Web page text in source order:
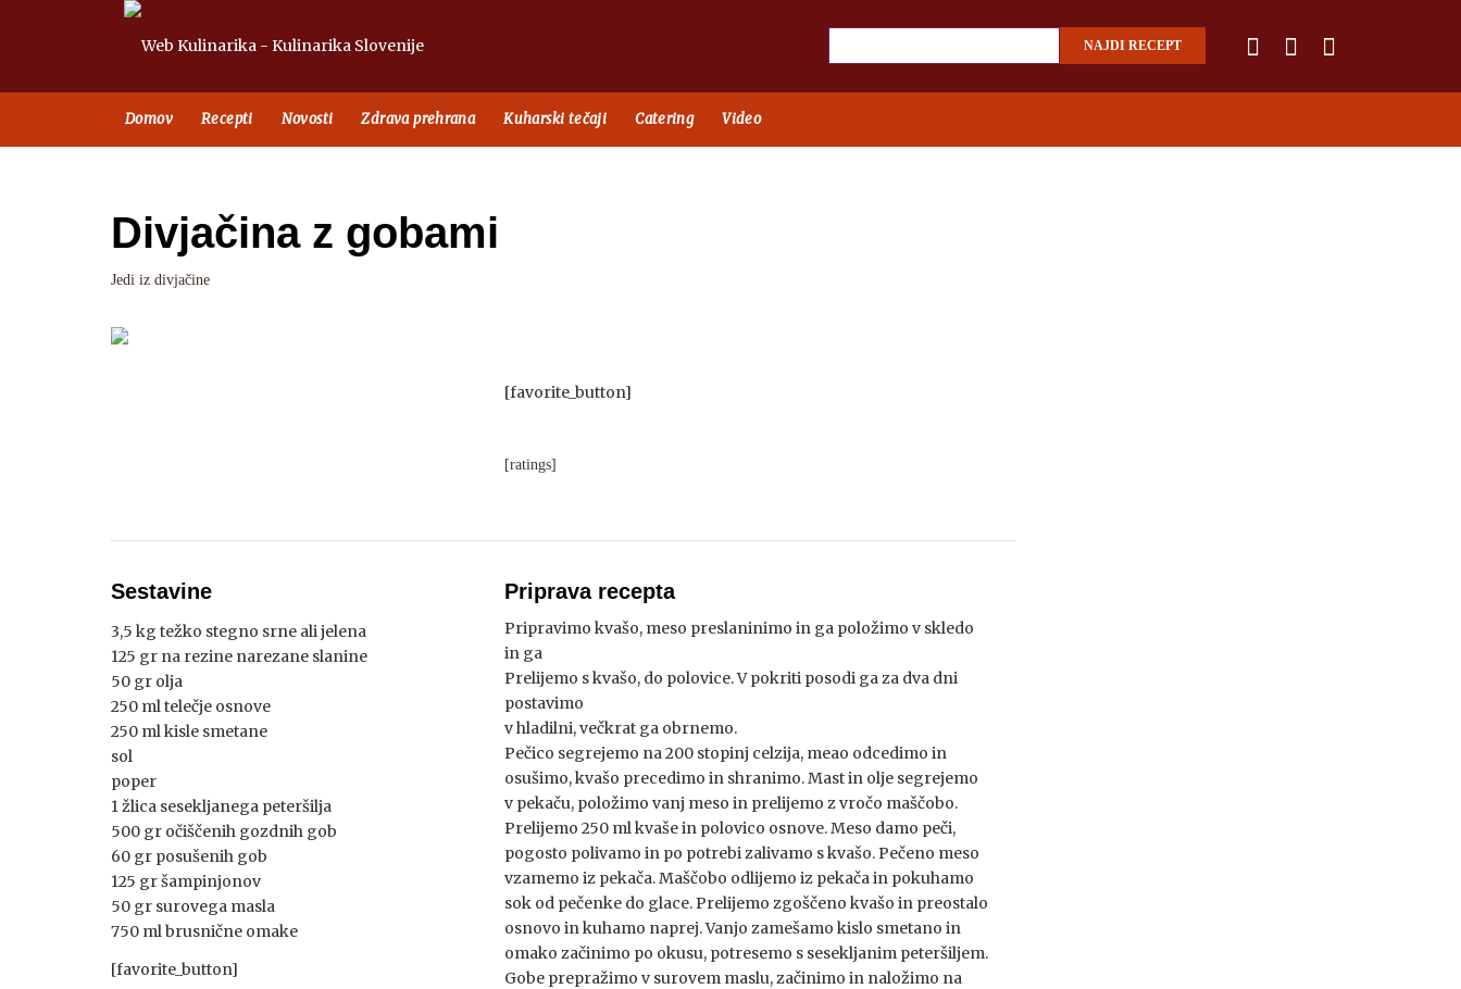
Domov Recepti Novosti Zdrava prehrana Kuharski tečaji Catering Video
Divjačina z gobami
Jedi iz divjačine
[favorite_button]
[ratings]
Sestavine
3,5 kg težko stegno srne ali jelena
125 gr na rezine narezane slanine
50 gr olja
250 ml telečje osnove
250 ml kisle smetane
sol
poper
1 žlica sesekljanega peteršilja
500 gr očiščenih gozdnih gob
60 gr posušenih gob
125 gr šampinjonov
50 gr surovega masla
750 ml brusnične omake
[favorite_button]
Priprava recepta
Pripravimo kvašo, meso preslaninimo in ga položimo v skledo
in ga
Prelijemo s kvašo, do polovice. V pokriti posodi ga za dva dni
postavimo
v hladilni, večkrat ga obrnemo.
Pečico segrejemo na 200 stopinj celzija, meao odcedimo in
osušimo, kvašo precedimo in shranimo. Mast in olje segrejemo
v pekaču, položimo vanj meso in prelijemo z vročo maščobo.
Prelijemo 250 ml kvaše in polovico osnove. Meso damo peči,
pogosto polivamo in po potrebi zalivamo s kvašo. Pečeno meso
vzamemo iz pekača. Maščobo odlijemo iz pekača in pokuhamo
sok od pečenke do glace. Prelijemo zgoščeno kvašo in preostalo
osnovo in kuhamo naprej. Vanjo zamešamo kislo smetano in
omako začinimo po okusu, potresemo s sesekljanim peteršiljem.
Gobe prepražimo v surovem maslu, začinimo in naložimo na